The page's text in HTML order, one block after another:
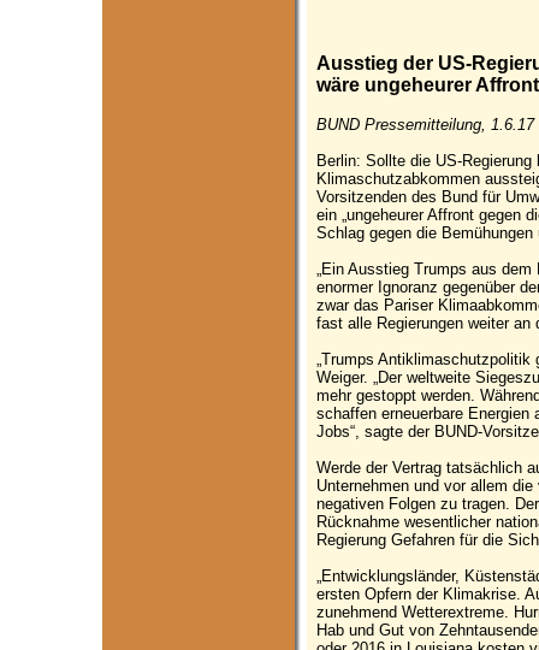
Ausstieg der US-
wäre ungeheurer
BUND Pressemitteilung, 1.6.17
Berlin: Sollte die US-
Klimaschutzabkommen
Vorsitzenden des Bund für
ein „ungeheurer Affront gegen
Schlag gegen die
„Ein Ausstieg Trumps aus
enormer Ignoranz gegenüber
zwar das Pariser
fast alle Regierungen weiter
„Trumps Antiklimaschutzpolitik
Weiger. „Der weltweite
mehr gestoppt werden.
schaffen erneuerbare Energien
Jobs“, sagte der BUND-
Werde der Vertrag tatsächlich
Unternehmen und vor allem
negativen Folgen zu tragen.
Rücknahme wesentlicher
Regierung Gefahren für die
„Entwicklungsländer,
ersten Opfern der Klimakrise.
zunehmend Wetterextreme.
Hab und Gut von